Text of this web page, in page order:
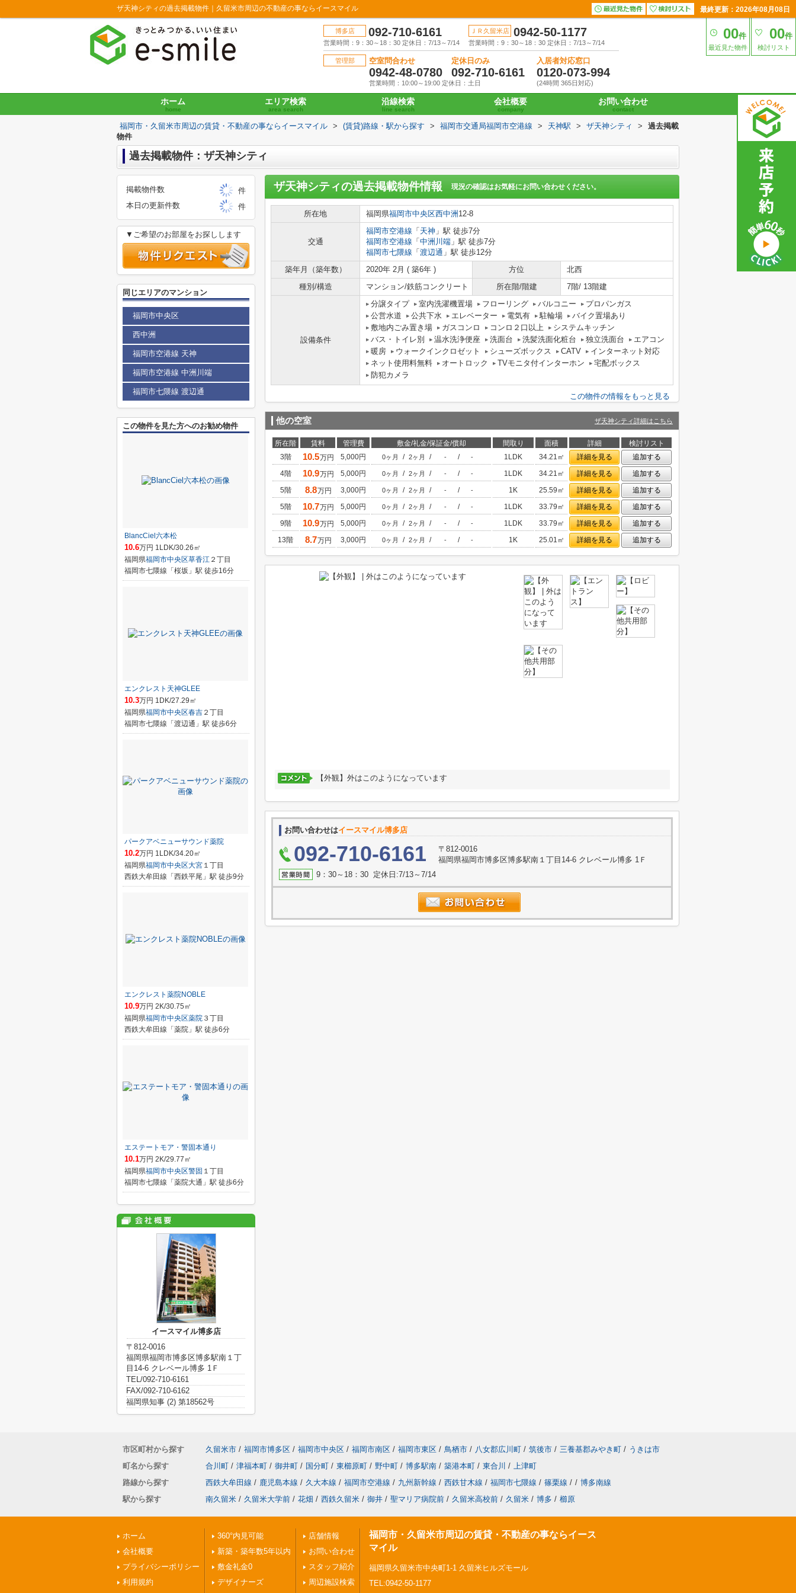
ザ天神シティの過去掲載物件｜久留米市周辺の不動産の事ならイースマイル 最終更新：2026年08月08日
博多店 092-710-6161
営業時間：9：30～18：30 定休日：7/13～7/14
ＪＲ久留米店 0942-50-1177
営業時間：9：30～18：30 定休日：7/13～7/14
管理部 空室問合わせ
0942-48-0780
定休日のみ
092-710-6161
営業時間：10:00～19:00 定休日：土日
入居者対応窓口
0120-073-994
(24時間 365日対応)
00件
最近見た物件
00件
検討リスト
ホーム
home
エリア検索
area search
沿線検索
line search
会社概要
company
お問い合わせ
contact
福岡市・久留米市周辺の賃貸・不動産の事ならイースマイル > (賃貸)路線・駅から探す > 福岡市交通局福岡市空港線 > 天神駅 > ザ天神シティ >
過去掲載
物件
過去掲載物件：ザ天神シティ
ザ天神シティの過去掲載物件情報 現況の確認はお気軽にお問い合わせください。
所在地 福岡県福岡市中央区西中洲 12-8
交通
福岡市空港線 「 天神 」駅 徒歩7分
福岡市空港線 「 中洲川端 」駅 徒歩7分
福岡市七隈線 「 渡辺通 」駅 徒歩12分
築年月（築年数）
2020年 2月 ( 築6年 ) 方位
北西
種別/構造
マンション/鉄筋コンクリート 所在階/階建 7階/ 13階建
設備条件
分譲タイプ 室内洗濯機置場 フローリング バルコニー
プロパンガス
公営水道
公共下水 エレベーター 電気有 駐輪場
バイク置場あり
敷地内ごみ置き場
ガスコンロ コンロ２口以上
システムキッチン
バス・トイレ別
温水洗浄便座 洗面台 洗髪洗面化粧台 独立洗面台
エアコン
暖房
ウォークインクロゼット シューズボックス CATV
インターネット対応
ネット使用料無料
オートロック TVモニタ付インターホン
宅配ボックス
防犯カメラ
この物件の情報をもっと見る
他の空室 ザ天神シティ詳細はこちら
所在階 賃料 管理費 敷金/礼金/保証金/償却 間取り 面積 詳細
検討リスト
3階
10.5万円 5,000円 0ヶ月 / 2ヶ月 / - / - 1LDK 34.21㎡ 詳細を見る
追加する
4階
10.9万円 5,000円 0ヶ月 / 2ヶ月 / - / - 1LDK 34.21㎡ 詳細を見る
追加する
5階
8.8万円 3,000円 0ヶ月 / 2ヶ月 / - / - 1K 25.59㎡ 詳細を見る
追加する
5階
10.7万円 5,000円 0ヶ月 / 2ヶ月 / - / - 1LDK 33.79㎡ 詳細を見る
追加する
9階
10.9万円 5,000円 0ヶ月 / 2ヶ月 / - / - 1LDK 33.79㎡ 詳細を見る
追加する
13階
8.7万円 3,000円 0ヶ月 / 2ヶ月 / - / - 1K 25.01㎡ 詳細を見る 追加する
【外観】外はこのようになっています
お問い合わせはイースマイル博多店
092-710-6161
〒812-0016
福岡県福岡市博多区博多駅南１丁目14-6 クレベール博多 1Ｆ
9：30～18：30 定休日:7/13～7/14
掲載物件数
件
本日の更新件数
件
▼ご希望のお部屋をお探しします
同じエリアのマンション
福岡市中央区
西中洲
福岡市空港線 天神
福岡市空港線 中洲川端
福岡市七隈線 渡辺通
この物件を見た方へのお勧め物件
BlancCiel六本松
10.6万円 1LDK/30.26㎡
福岡県福岡市中央区草香江 ２丁目
福岡市七隈線「桜坂」駅 徒歩16分
エンクレスト天神GLEE
10.3万円 1DK/27.29㎡
福岡県福岡市中央区春吉 ２丁目
福岡市七隈線「渡辺通」駅 徒歩6分
パークアベニューサウンド薬院
10.2万円 1LDK/34.20㎡
福岡県福岡市中央区大宮 １丁目
西鉄大牟田線「西鉄平尾」駅 徒歩9分
エンクレスト薬院NOBLE
10.9万円 2K/30.75㎡
福岡県福岡市中央区薬院 ３丁目
西鉄大牟田線「薬院」駅 徒歩6分
エステートモア・警固本通り
10.1万円 2K/29.77㎡
福岡県福岡市中央区警固 １丁目
福岡市七隈線「薬院大通」駅 徒歩6分
イースマイル博多店
〒812-0016
福岡県福岡市博多区博多駅南１丁
目14-6 クレベール博多 1Ｆ
TEL/092-710-6161
FAX/092-710-6162
福岡県知事 (2) 第18562号
市区町村から探す 久留米市 / 福岡市博多区 / 福岡市中央区 / 福岡市南区 / 福岡市東区 / 鳥栖市 / 八女郡広川町 / 筑後市 / 三養基郡みやき町 / うきは市
町名から探す
合川町 / 津福本町 / 御井町 / 国分町 / 東櫛原町 / 野中町 / 博多駅南 / 築港本町 / 東合川 / 上津町
路線から探す
西鉄大牟田線 / 鹿児島本線 / 久大本線 / 福岡市空港線 / 九州新幹線 / 西鉄甘木線 / 福岡市七隈線 / 篠栗線 / / 博多南線
駅から探す
南久留米 / 久留米大学前 / 花畑 / 西鉄久留米 / 御井 / 聖マリア病院前 / 久留米高校前 / 久留米 / 博多 / 櫛原
ホーム
会社概要
プライバシーポリシー
利用規約
360°内見可能
新築・築年数5年以内
敷金礼金0
デザイナーズ
店舗情報
お問い合わせ
スタッフ紹介
周辺施設検索
福岡市・久留米市周辺の賃貸・不動産の事ならイース
マイル
福岡県久留米市中央町1-1 久留米ヒルズモール
TEL:0942-50-1177